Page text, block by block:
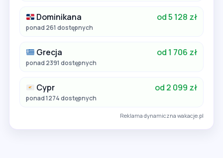
Dominikana od 5 128 zł
ponad 261 dostępnych
Grecja od 1 706 zł
ponad 2391 dostępnych
Cypr od 2 099 zł
ponad 1274 dostępnych
Reklama dynamiczna wakacje.pl